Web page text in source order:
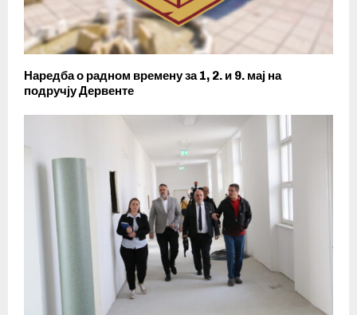
Наредба о радном времену за 1, 2. и 9. мај на
подручју Дервенте